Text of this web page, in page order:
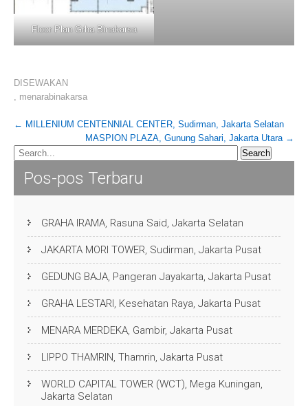
Floor Plan Grha Binakarsa
DISEWAKAN
, menarabinakarsa
Post
navigation
← MILLENIUM CENTENNIAL CENTER, Sudirman, Jakarta Selatan
MASPION PLAZA, Gunung Sahari, Jakarta Utara →
Pos-pos Terbaru
GRAHA IRAMA, Rasuna Said, Jakarta Selatan
JAKARTA MORI TOWER, Sudirman, Jakarta Pusat
GEDUNG BAJA, Pangeran Jayakarta, Jakarta Pusat
GRAHA LESTARI, Kesehatan Raya, Jakarta Pusat
MENARA MERDEKA, Gambir, Jakarta Pusat
LIPPO THAMRIN, Thamrin, Jakarta Pusat
WORLD CAPITAL TOWER (WCT), Mega Kuningan,
Jakarta Selatan